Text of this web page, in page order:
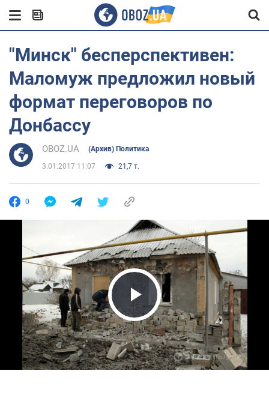
"Минск" бесперспективен:
Маломуж предложил новый
формат переговоров по
Донбассу
OBOZ.UA (Архив) Политика
3.01.2017 11:07 21,7 т.
0
Play Video